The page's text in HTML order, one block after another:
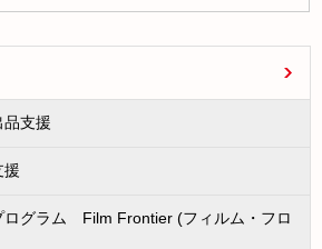
品支援
援
ログラム Film Frontier (フィルム・フロ